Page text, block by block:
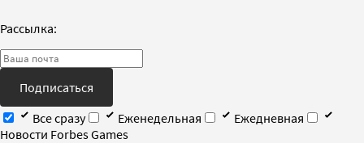
Рассылка:
Подписаться
Все сразу
Еженедельная
Ежедневная
Новости Forbes Games